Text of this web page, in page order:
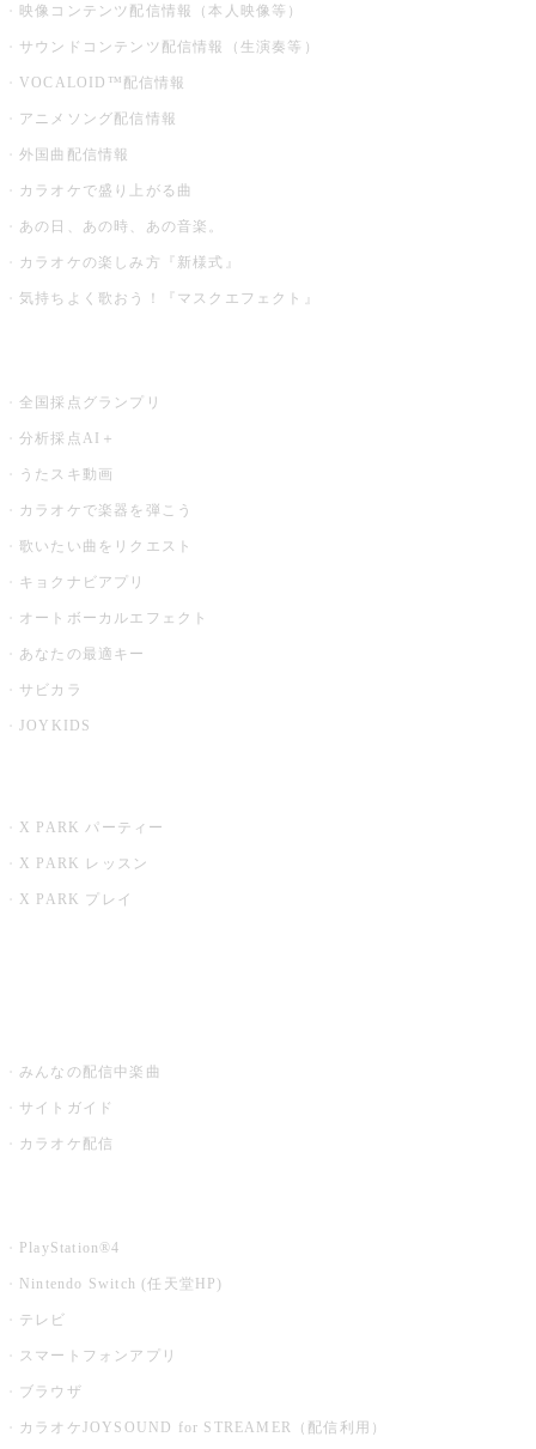
映像コンテンツ配信情報（本人映像等）
サウンドコンテンツ配信情報（生演奏等）
VOCALOID™配信情報
アニメソング配信情報
外国曲配信情報
カラオケで盛り上がる曲
あの日、あの時、あの音楽。
カラオケの楽しみ方『新様式』
気持ちよく歌おう！『マスクエフェクト』
全国採点グランプリ
分析採点AI＋
うたスキ動画
カラオケで楽器を弾こう
歌いたい曲をリクエスト
キョクナビアプリ
オートボーカルエフェクト
あなたの最適キー
サビカラ
JOYKIDS
X PARK パーティー
X PARK レッスン
X PARK プレイ
みんなの配信中楽曲
サイトガイド
カラオケ配信
PlayStation®4
Nintendo Switch (任天堂HP)
テレビ
スマートフォンアプリ
ブラウザ
カラオケJOYSOUND for STREAMER（配信利用）